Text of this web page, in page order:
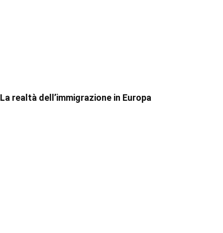
La realtà dell’immigrazione in Europa